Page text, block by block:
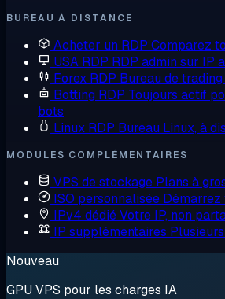
BUREAU À DISTANCE
Acheter un RDP Comparez
USA RDP RDP admin sur IP
Forex RDP Bureau de
Botting RDP Toujours actif
bots
Linux RDP Bureau Linux, à
MODULES COMPLÉMENTAIRES
VPS de stockage Plans à
ISO personnalisée
IPv4 dédiéVotre IP, non
IP supplémentaires
Nouveau
GPU VPS pour les charges IA